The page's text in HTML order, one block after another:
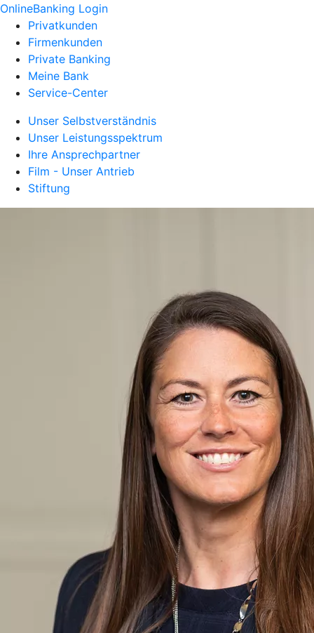
OnlineBanking Login
Privatkunden
Firmenkunden
Private Banking
Meine Bank
Service-Center
Unser Selbstverständnis
Unser Leistungsspektrum
Ihre Ansprechpartner
Film - Unser Antrieb
Stiftung